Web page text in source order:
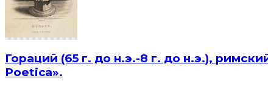
Гораций (65 г. до н.э.-8 г. до н.э.),
Poetica».